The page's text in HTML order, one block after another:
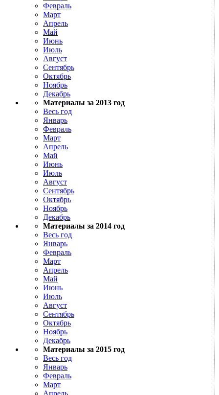
Февраль
Март
Апрель
Май
Июнь
Июль
Август
Сентябрь
Октябрь
Ноябрь
Декабрь
Материалы за 2013 год
Весь год
Январь
Февраль
Март
Апрель
Май
Июнь
Июль
Август
Сентябрь
Октябрь
Ноябрь
Декабрь
Материалы за 2014 год
Весь год
Январь
Февраль
Март
Апрель
Май
Июнь
Июль
Август
Сентябрь
Октябрь
Ноябрь
Декабрь
Материалы за 2015 год
Весь год
Январь
Февраль
Март
Апрель